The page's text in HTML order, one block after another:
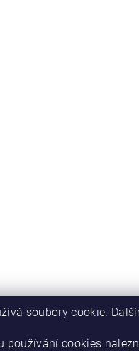
soubory cookie.
používání cookies